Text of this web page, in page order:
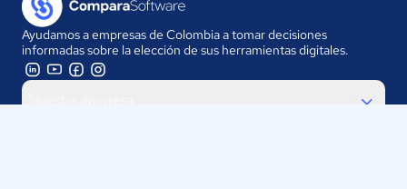
Ayudamos a empresas de Colombia a tomar decisiones
informadas sobre la elección de sus herramientas digitales.